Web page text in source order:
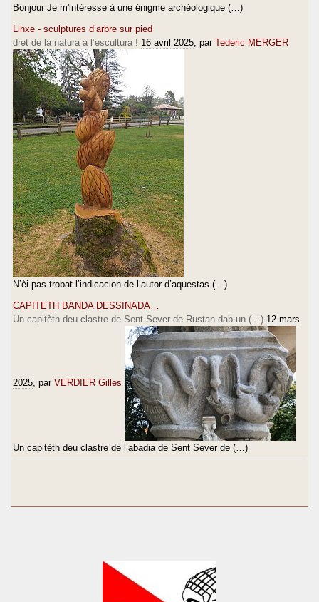
Bonjour Je m'intéresse à une énigme archéologique (…)
Linxe - sculptures d’arbre sur pied
dret de la natura a l’escultura ! 16 avril 2025 , par Tederic MERGER
N’èi pas trobat l’indicacion de l’autor d’aquestas (…)
CAPITETH BANDA DESSINADA…
Un capitèth deu clastre de Sent Sever de Rustan dab un (…) 12 mars
2025 , par VERDIER Gilles
Un capitèth deu clastre de l’abadia de Sent Sever de (…)